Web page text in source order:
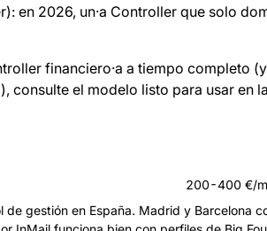
en 2026, un·a Controller que solo
financiero·a a tiempo completo (y
consulte el modelo listo para usar en
200-400 €/
gestión en España. Madrid y Barcelona